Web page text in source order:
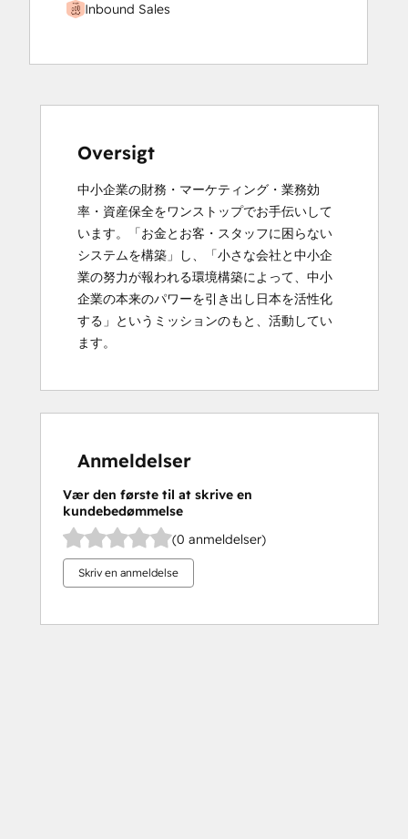
Inbound Sales
Oversigt
中小企業の財務・マーケティング・業務効
率・資産保全をワンストップでお手伝いして
います。「お金とお客・スタッフに困らない
システムを構築」し、「小さな会社と中小企
業の努力が報われる環境構築によって、中小
企業の本来のパワーを引き出し日本を活性化
する」というミッションのもと、活動してい
ます。
Anmeldelser
Vær den første til at skrive en
kundebedømmelse
(0 anmeldelser)
Skriv en anmeldelse